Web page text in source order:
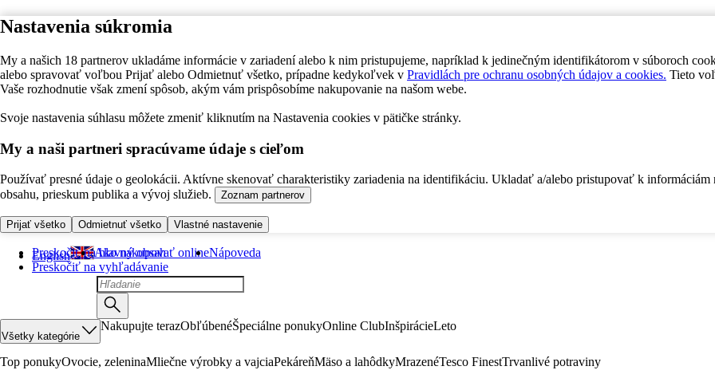
Nastavenia súkromia
My a našich 18 partnerov ukladáme informácie v zariadení alebo k nim pristupujeme, napríklad k jedinečným identifikátorom v súboroch
alebo spravovať voľbou Prijať alebo Odmietnuť všetko, prípadne kedykoľvek v Pravidlách pre ochranu osobných údajov a cookies. Tieto
Vaše rozhodnutie však zmení spôsob, akým vám prispôsobíme nakupovanie na našom webe.
Svoje nastavenia súhlasu môžete zmeniť kliknutím na Nastavenia cookies v pätičke stránky.
My a naši partneri spracúvame údaje s cieľom
Používať presné údaje o geolokácii. Aktívne skenovať charakteristiky zariadenia na identifikáciu. Ukladať a/alebo pristupovať k informáciám
obsahu, prieskum publika a vývoj služieb.
Zoznam partnerov
Prijať všetko Odmietnuť všetko Vlastné nastavenie
Preskočiť na hlavný obsah
Preskočiť na vyhľadávanie
English Ako nakupovať onlineNápoveda
Všetky kategórie
Nakupujte terazObľúbenéŠpeciálne ponukyOnline ClubInšpirácieLeto
Top ponukyOvocie, zeleninaMliečne výrobky a vajciaPekáreňMäso a lahôdkyMrazenéTesco FinestTrvanlivé potraviny